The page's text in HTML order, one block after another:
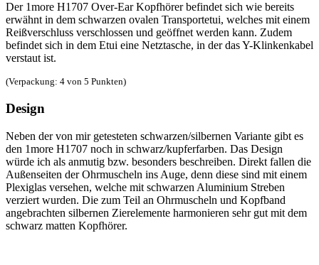
Der 1more H1707 Over-Ear Kopfhörer befindet sich wie bereits
erwähnt in dem schwarzen ovalen Transportetui, welches mit einem
Reißverschluss verschlossen und geöffnet werden kann. Zudem
befindet sich in dem Etui eine Netztasche, in der das Y-Klinkenkabel
verstaut ist.
(Verpackung: 4 von 5 Punkten)
Design
Neben der von mir getesteten schwarzen/silbernen Variante gibt es
den 1more H1707 noch in schwarz/kupferfarben. Das Design
würde ich als anmutig bzw. besonders beschreiben. Direkt fallen die
Außenseiten der Ohrmuscheln ins Auge, denn diese sind mit einem
Plexiglas versehen, welche mit schwarzen Aluminium Streben
verziert wurden. Die zum Teil an Ohrmuscheln und Kopfband
angebrachten silbernen Zierelemente harmonieren sehr gut mit dem
schwarz matten Kopfhörer.